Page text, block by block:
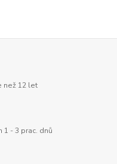
než 12 let
- 3 prac. dnů